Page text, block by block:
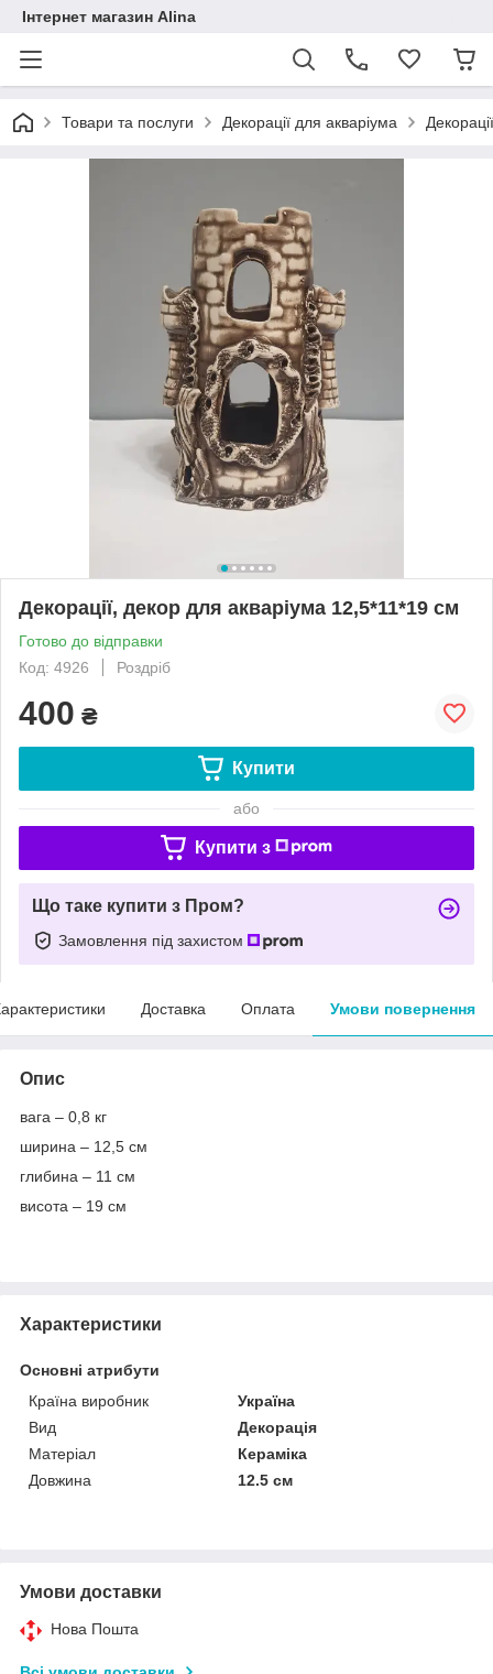
Інтернет магазин Alina
Товари та послуги Декорації для акваріума
Декорації, декор для акваріума 12,5*11*19 см
Готово до відправки
Код: 4926
Роздріб
400 ₴
Купити
або
Купити з
Що таке купити з Пром?
Замовлення під захистом
Доставка Оплата Умови повернення
Опис
вага – 0,8 кг
ширина – 12,5 см
глибина – 11 см
висота – 19 см
Характеристики
Основні атрибути
Країна виробник
Україна
Вид
Декорація
Матеріал
Кераміка
Довжина
12.5 см
Умови доставки
Нова Пошта